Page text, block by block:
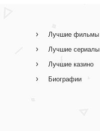
Лучшие фильмы
Лучшие сериалы
Лучшие казино
Биографии